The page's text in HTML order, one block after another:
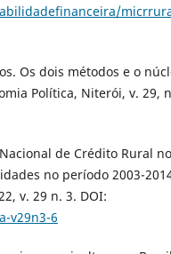
Os dois métodos e o
Política, Niterói, v. 29,
de Crédito Rural
no período 2003-
v. 29 n. 3. DOI:
v29n3-6